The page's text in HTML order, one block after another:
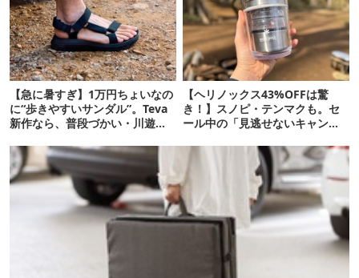
【急に暑すぎ】1万円ちょいなの
に“歩きやすいサンダル”。Teva
新作なら、普段づかい・川遊
【ヘリノックス43%OFFは驚
き！】スノピ・テンマクも。セ
ール中の「見逃せないキャンプ